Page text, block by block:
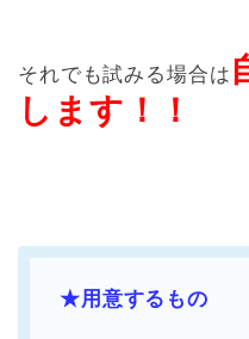
それでも試みる場合は
します！！
★用意するもの